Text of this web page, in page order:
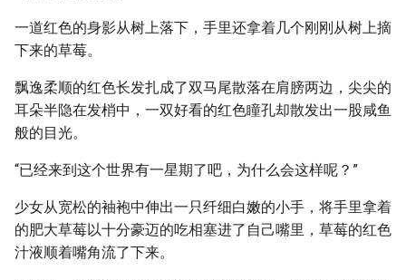
一道红色的身影从树上落下，手里还拿着几个刚刚从树上摘
下来的草莓。
飘逸柔顺的红色长发扎成了双马尾散落在肩膀两边，尖尖的
耳朵半隐在发梢中，一双好看的红色瞳孔却散发出一股咸鱼
般的目光。
“已经来到这个世界有一星期了吧，为什么会这样呢？”
少女从宽松的袖袍中伸出一只纤细白嫩的小手，将手里拿着
的肥大草莓以十分豪迈的吃相塞进了自己嘴里，草莓的红色
汁液顺着嘴角流了下来。